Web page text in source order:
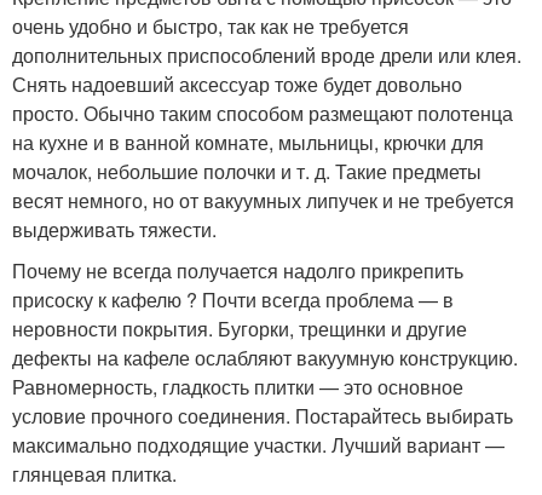
очень удобно и быстро, так как не требуется
дополнительных приспособлений вроде дрели или клея.
Снять надоевший аксессуар тоже будет довольно
просто. Обычно таким способом размещают полотенца
на кухне и в ванной комнате, мыльницы, крючки для
мочалок, небольшие полочки и т. д. Такие предметы
весят немного, но от вакуумных липучек и не требуется
выдерживать тяжести.
Почему не всегда получается надолго прикрепить
присоску к кафелю ? Почти всегда проблема — в
неровности покрытия. Бугорки, трещинки и другие
дефекты на кафеле ослабляют вакуумную конструкцию.
Равномерность, гладкость плитки — это основное
условие прочного соединения. Постарайтесь выбирать
максимально подходящие участки. Лучший вариант —
глянцевая плитка.